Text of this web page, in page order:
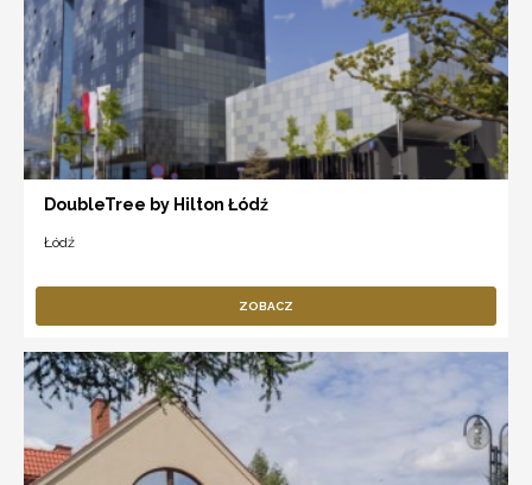
DoubleTree by Hilton Łódź
Łódź
ZOBACZ